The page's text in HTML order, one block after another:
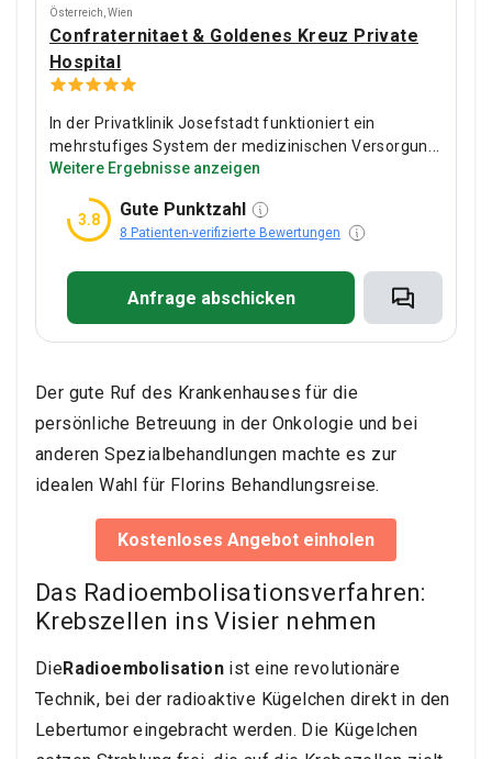
Österreich Wien
Confraternitaet & Goldenes Kreuz Private
Hospital
In der Privatklinik Josefstadt funktioniert ein
mehrstufiges System der medizinischen Versorgung,
das den effektivsten und angenehmsten
gewährleistet.
Weitere Ergebnisse anzeigen
3.8 Gute Punktzahl
8 Patienten-verifizierte Bewertungen
Anfrage abschicken
Der gute Ruf des Krankenhauses für die
persönliche Betreuung in der Onkologie und bei
anderen Spezialbehandlungen machte es zur
idealen Wahl für Florins Behandlungsreise.
Kostenloses Angebot einholen
Das Radioembolisationsverfahren:
Krebszellen ins Visier nehmen
DieRadioembolisation ist eine revolutionäre
Technik, bei der radioaktive Kügelchen direkt in den
Lebertumor eingebracht werden. Die Kügelchen